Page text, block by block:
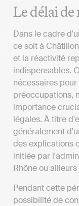
Le délai de
Dans le cadre
ce soit à
et la réactivité
indispensables.
nécessaires
préoccupations,
importance
légales. À titre
généralement
des explications
initiée par
Rhône ou
Pendant cette
possibilité de